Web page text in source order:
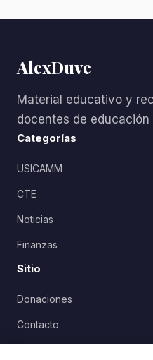
AlexDuve
Material educativo y
docentes de
Categorías
USICAMM
CTE
Noticias
Finanzas
Sitio
Donaciones
Contacto